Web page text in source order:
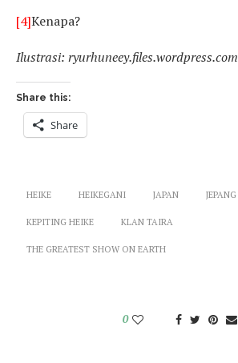
[4]Kenapa?
Ilustrasi: ryurhuneey.files.wordpress.com
Share this:
Share
HEIKE HEIKEGANI JAPAN JEPANG
KEPITING HEIKE KLAN TAIRA
THE GREATEST SHOW ON EARTH
0